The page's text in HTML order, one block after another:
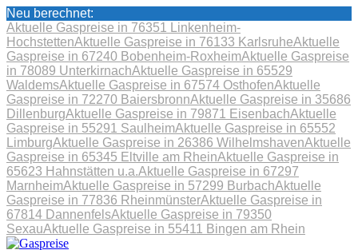
Neu berechnet:
Aktuelle Gaspreise in 76351 Linkenheim-
HochstettenAktuelle Gaspreise in 76133 KarlsruheAktuelle
Gaspreise in 67240 Bobenheim-RoxheimAktuelle Gaspreise
in 78089 UnterkirnachAktuelle Gaspreise in 65529
WaldemsAktuelle Gaspreise in 67574 OsthofenAktuelle
Gaspreise in 72270 BaiersbronnAktuelle Gaspreise in 35686
DillenburgAktuelle Gaspreise in 79871 EisenbachAktuelle
Gaspreise in 55291 SaulheimAktuelle Gaspreise in 65552
LimburgAktuelle Gaspreise in 26386 WilhelmshavenAktuelle
Gaspreise in 65345 Eltville am RheinAktuelle Gaspreise in
65623 Hahnstätten u.a.Aktuelle Gaspreise in 67297
MarnheimAktuelle Gaspreise in 57299 BurbachAktuelle
Gaspreise in 77836 RheinmünsterAktuelle Gaspreise in
67814 DannenfelsAktuelle Gaspreise in 79350
SexauAktuelle Gaspreise in 55411 Bingen am Rhein
Skip